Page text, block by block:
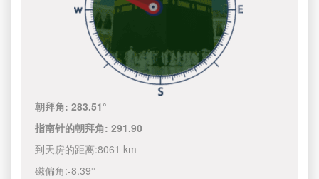
朝拜角:283.51°
指南针的朝拜角:291.90
到天房的距离:8061 km
磁偏角:-8.39°